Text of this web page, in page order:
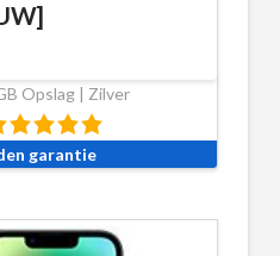
Opslag | Zilver
garantie